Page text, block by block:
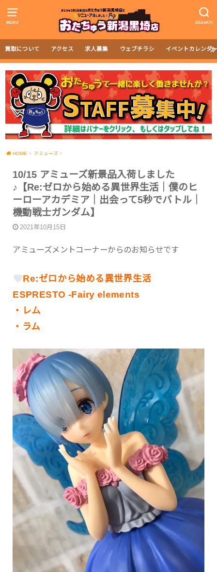
MENU SEARCH
買取について アクセス 求人募集 ウェブチラシ イベントカレンダ
HOME アミューズ
10/15 アミューズ新景品入荷しました
♪【Re:ゼロから始める異世界生活｜僕のヒ
ーローアカデミア｜出会って5秒でバトル｜
機動戦士ガンダム】
2021年10月15日
アミューズメントコーナーからのお知らせです
Re:ゼロから始める異世界生活
ESPRESTO -Fairy elements
・レム
・ラム